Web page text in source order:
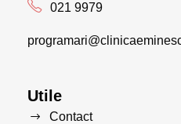
021 9979
Utile
Contact